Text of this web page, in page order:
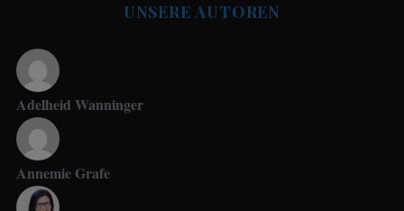
UNSERE AUTOREN
Adelheid Wanninger
Annemie Grafe